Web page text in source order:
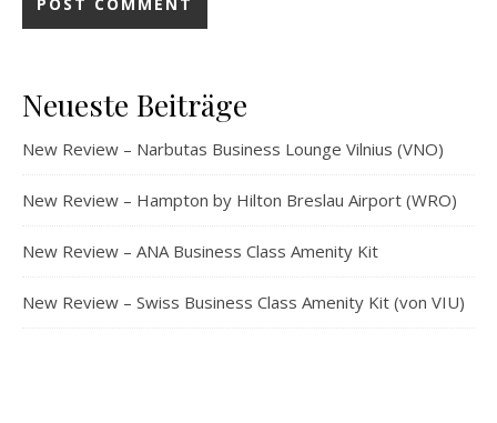
Neueste Beiträge
New Review – Narbutas Business Lounge Vilnius (VNO)
New Review – Hampton by Hilton Breslau Airport (WRO)
New Review – ANA Business Class Amenity Kit
New Review – Swiss Business Class Amenity Kit (von VIU)